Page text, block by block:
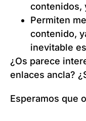
contenidos,
Permiten
contenido,
inevitable
¿Os parece
enlaces ancla?
Esperamos que